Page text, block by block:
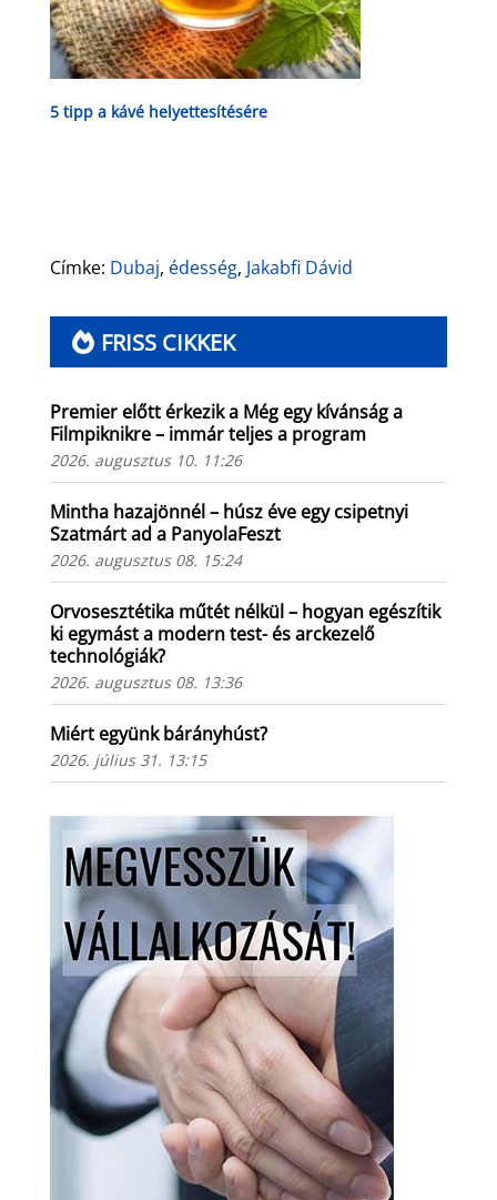
5 tipp a kávé helyettesítésére
Címke: Dubaj, édesség, Jakabfi Dávid
FRISS CIKKEK
Premier előtt érkezik a Még egy kívánság a
Filmpiknikre – immár teljes a program
2026. augusztus 10. 11:26
Mintha hazajönnél – húsz éve egy csipetnyi
Szatmárt ad a PanyolaFeszt
2026. augusztus 08. 15:24
Orvosesztétika műtét nélkül – hogyan egészítik
ki egymást a modern test- és arckezelő
technológiák?
2026. augusztus 08. 13:36
Miért együnk bárányhúst?
2026. július 31. 13:15